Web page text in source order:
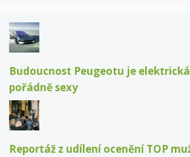
Budoucnost Peugeotu je
pořádně sexy
Reportáž z udílení ocenění TOP